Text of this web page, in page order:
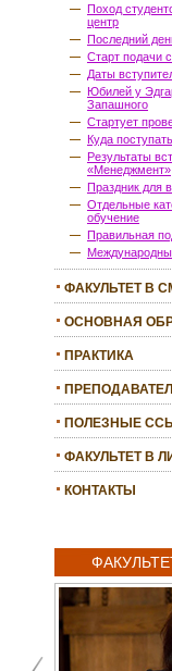
Поход
центр
Последний
Старт подачи
Даты
Юбилей у
Запашного
Стартует
Куда
Результаты
«Менеджмент»
Праздник для
Отдельные
обучение
Правильная
ФАКУЛЬТЕТ В
ОСНОВНАЯ
ПРАКТИКА
ПОЛЕЗНЫЕ
ФАКУЛЬТЕТ В
КОНТАКТЫ